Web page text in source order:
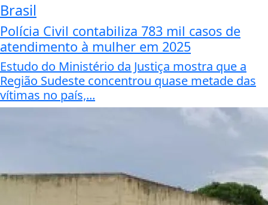
Brasil
Polícia Civil contabiliza 783 mil casos de
atendimento à mulher em 2025
Estudo do Ministério da Justiça mostra que a
Região Sudeste concentrou quase metade das
vítimas no país,...